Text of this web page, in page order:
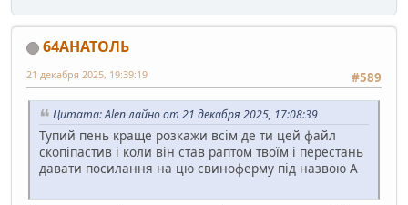
64АНАТОЛЬ
#589
21 декабря 2025, 19:39:19
Цитата: Alen лайно от 21 декабря 2025, 17:08:39
Тупий пень краще розкажи всім де ти цей файл
скопіпастив і коли він став раптом твоїм і перестань
давати посилання на цю свиноферму під назвою А